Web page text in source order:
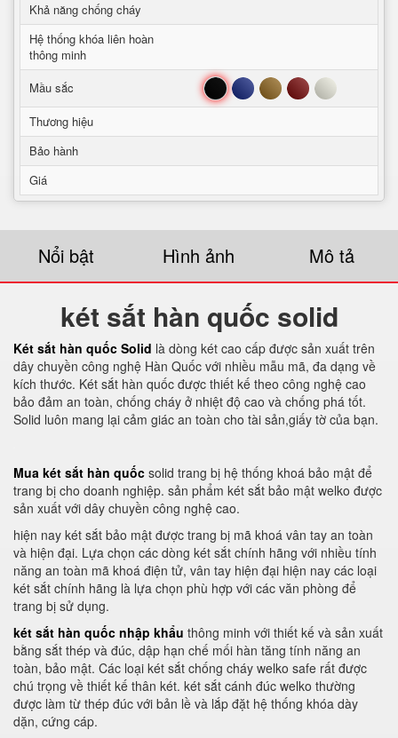
Khả năng chống cháy
Hệ thống khóa liên hoàn
thông minh
Mầu sắc
Đen Xanh Nâu Đỏ Trắng
Thương hiệu
Bảo hành
Giá
Nổi bật Hình ảnh Mô tả
két sắt hàn quốc solid
Két sắt hàn quốc Solid là dòng két cao cấp được sản xuất trên
dây chuyền công nghệ Hàn Quốc với nhiều mẫu mã, đa dạng về
kích thước. Két sắt hàn quốc được thiết kế theo công nghệ cao
bảo đảm an toàn, chống cháy ở nhiệt độ cao và chống phá tốt.
Solid luôn mang lại cảm giác an toàn cho tài sản,giấy tờ của bạn.
Mua két sắt hàn quốc solid trang bị hệ thống khoá bảo mật để
trang bị cho doanh nghiệp. sản phẩm két sắt bảo mật welko được
sản xuất với dây chuyền công nghệ cao.
hiện nay két sắt bảo mật được trang bị mã khoá vân tay an toàn
và hiện đại. Lựa chọn các dòng két sắt chính hãng với nhiều tính
năng an toàn mã khoá điện tử, vân tay hiện đại hiện nay các loại
két sắt chính hãng là lựa chọn phù hợp với các văn phòng để
trang bị sử dụng.
két sắt hàn quốc nhập khẩu thông minh với thiết kế và sản xuất
bằng sắt thép và đúc, dập hạn chế mối hàn tăng tính năng an
toàn, bảo mật. Các loại két sắt chống cháy welko safe rất được
chú trọng về thiết kế thân két. két sắt cánh đúc welko thường
được làm từ thép đúc với bản lề và lắp đặt hệ thống khóa dày
dặn, cứng cáp.